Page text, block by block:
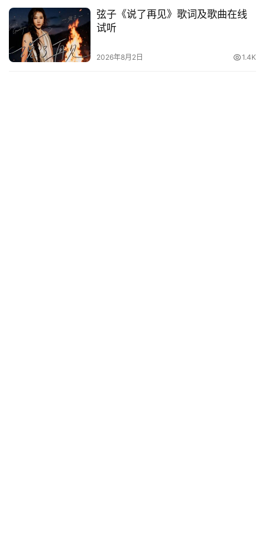
弦子《说了再见》歌词及歌曲在线
试听
2026年8月2日 1.4K